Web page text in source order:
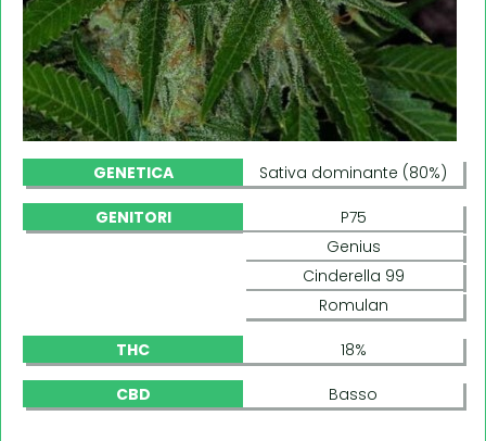
GENETICA Sativa dominante (80%)
GENITORI
P75
Genius
Cinderella 99
Romulan
THC 18%
CBD Basso